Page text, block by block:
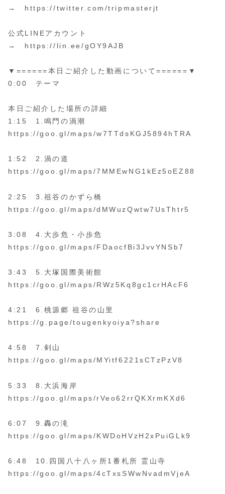
→ https://twitter.com/tripmasterjt
公式LINEアカウント
→ https://lin.ee/gOY9AJB
▼======本日ご紹介した動画について======▼
0:00 テーマ
本日ご紹介した場所の詳細
1:15 1.鳴門の渦潮
https://goo.gl/maps/w7TTdsKGJ5894hTRA
1:52 2.渦の道
https://goo.gl/maps/7MMEwNG1kEz5oEZ88
2:25 3.祖谷のかずら橋
https://goo.gl/maps/dMWuzQwtw7UsThtr5
3:08 4.大歩危・小歩危
https://goo.gl/maps/FDaocfBi3JvvYNSb7
3:43 5.大塚国際美術館
https://goo.gl/maps/RWz5Kq8gc1crHAcF6
4:21 6.桃源郷 祖谷の山里
https://g.page/tougenkyoiya?share
4:58 7.剣山
https://goo.gl/maps/MYitf6221sCTzPzV8
5:33 8.大浜海岸
https://goo.gl/maps/rVeo62rrQKXrmKXd6
6:07 9.轟の滝
https://goo.gl/maps/KWDoHVzH2xPuiGLk9
6:48 10.四国八十八ヶ所1番札所 霊山寺
https://goo.gl/maps/4cTxsSWwNvadmVjeA